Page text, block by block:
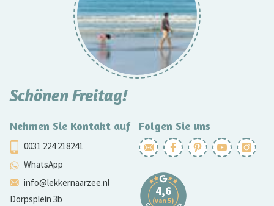
Schönen Freitag!
Nehmen Sie Kontakt auf
0031 224 218241
WhatsApp
info@lekkernaarzee.nl
Dorpsplein 3b
Folgen Sie uns